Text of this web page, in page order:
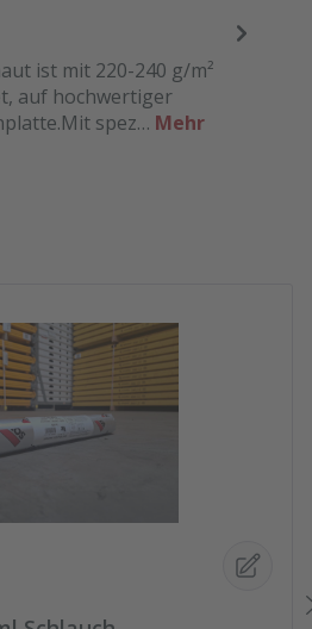
ist mit 220-240 g/m²
auf hochwertiger
spez… Mehr